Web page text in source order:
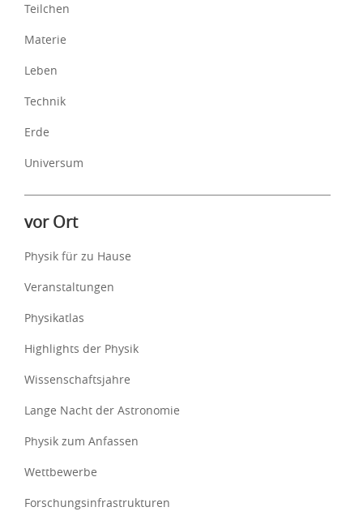
Teilchen
Materie
Leben
Technik
Erde
Universum
vor Ort
Physik für zu Hause
Veranstaltungen
Physikatlas
Highlights der Physik
Wissenschaftsjahre
Lange Nacht der Astronomie
Physik zum Anfassen
Wettbewerbe
Forschungsinfrastrukturen